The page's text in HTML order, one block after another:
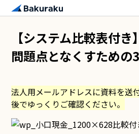
【システム比較表付
問題点となくすための
法人用メールアドレスに資料を送
後でゆっくりご確認ください。